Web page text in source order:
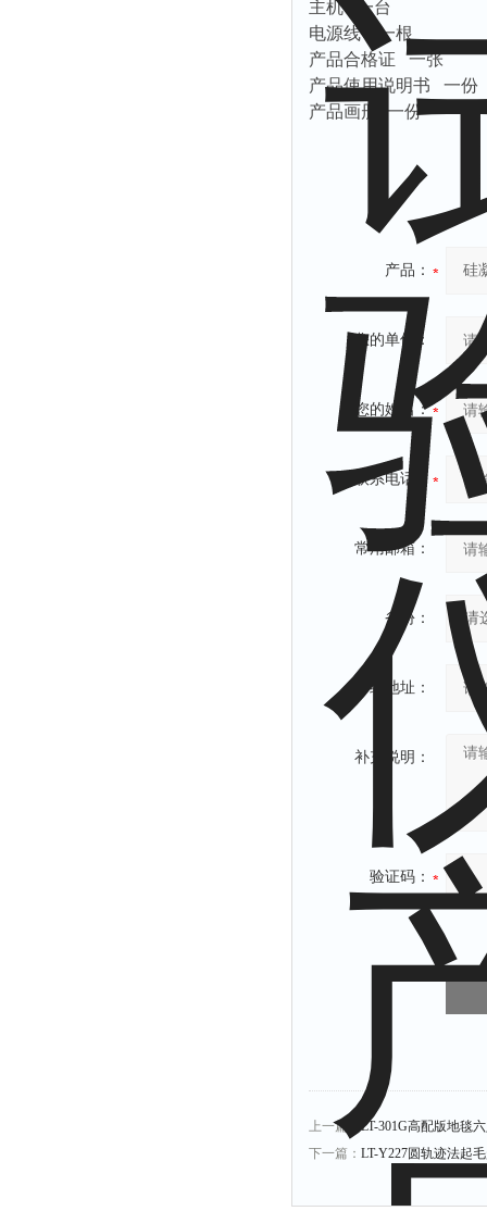
主机 一台
电源线 一根
产品合格证 一张
产品使用说明书 一份
产品画册 一份
产品：
您的单位：
您的姓名：
联系电话：
常用邮箱：
省份：
详细地址：
补充说明：
验证码：
上一篇： LT-301G高配版地毯
下一篇： LT-Y227圆轨迹法起